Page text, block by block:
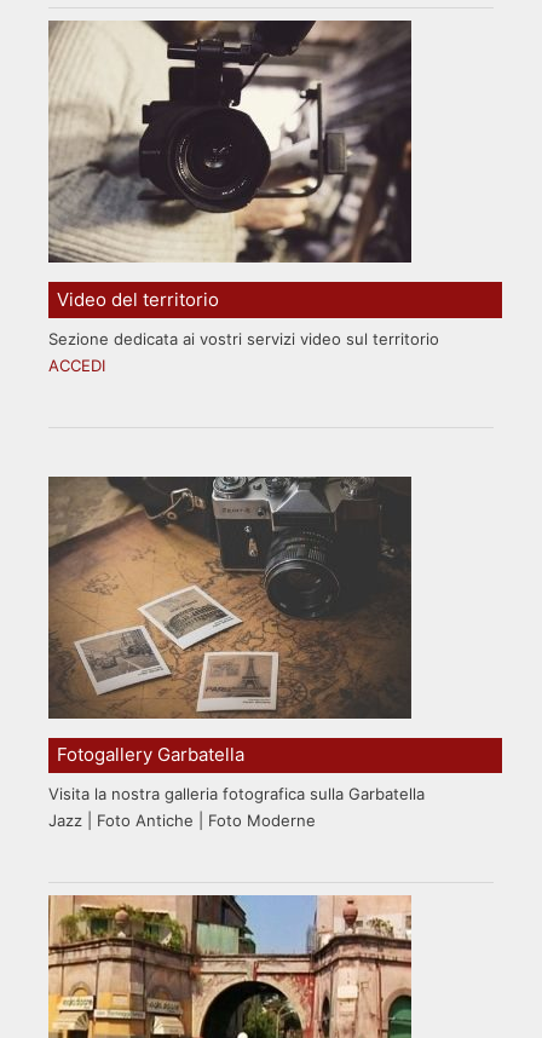
Video del territorio
Sezione dedicata ai vostri servizi video sul territorio
ACCEDI
Fotogallery Garbatella
Visita la nostra galleria fotografica sulla Garbatella
Jazz | Foto Antiche | Foto Moderne